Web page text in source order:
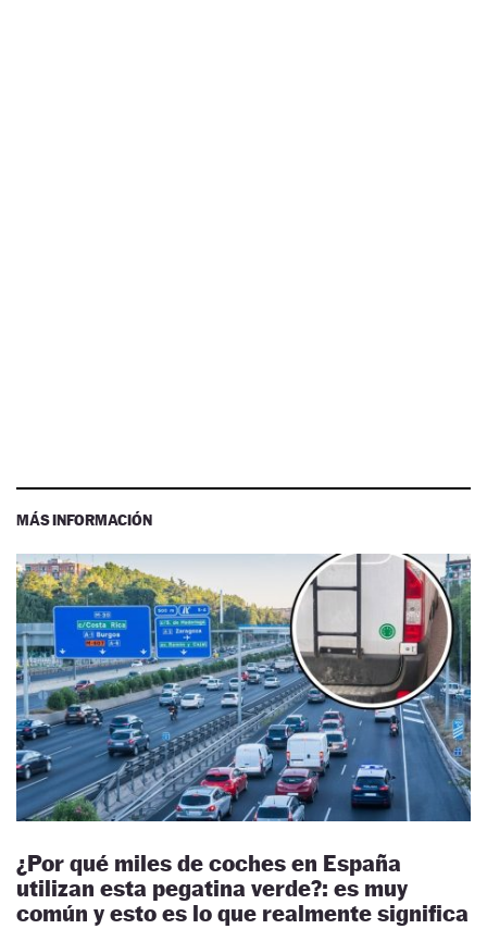
MÁS INFORMACIÓN
¿Por qué miles de coches en España
utilizan esta pegatina verde?: es muy
común y esto es lo que realmente significa